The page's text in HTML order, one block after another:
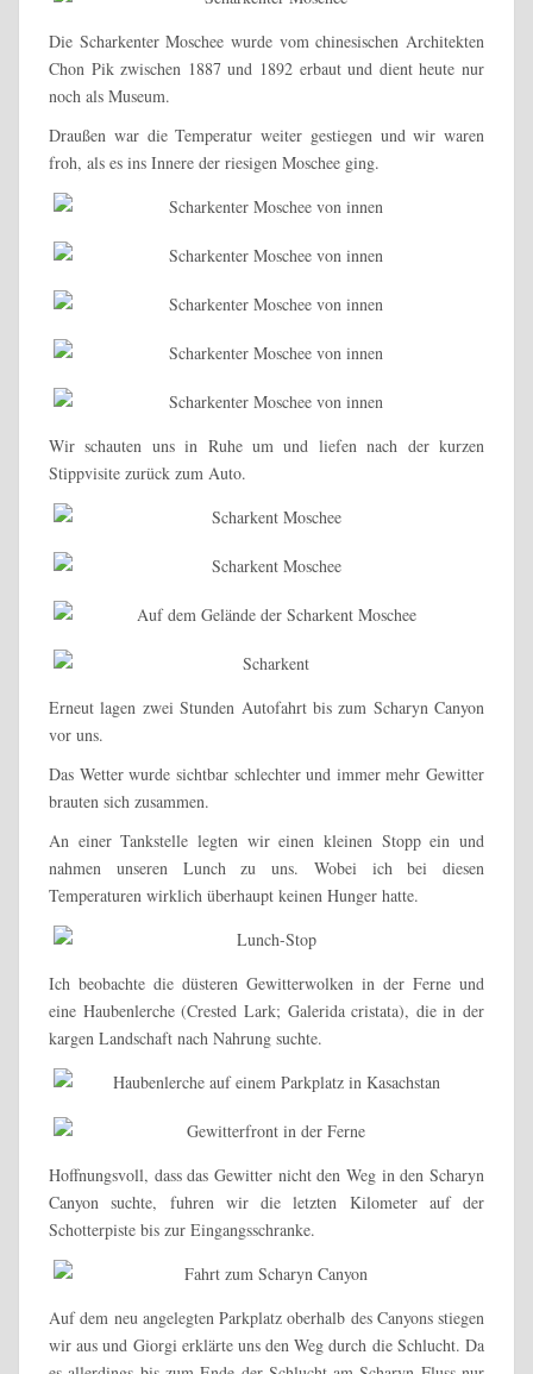
Die Scharkenter Moschee wurde vom chinesischen Architekten
Chon Pik zwischen 1887 und 1892 erbaut und dient heute nur
noch als Museum.
Draußen war die Temperatur weiter gestiegen und wir waren
froh, als es ins Innere der riesigen Moschee ging.
Wir schauten uns in Ruhe um und liefen nach der kurzen
Stippvisite zurück zum Auto.
Erneut lagen zwei Stunden Autofahrt bis zum Scharyn Canyon
vor uns.
Das Wetter wurde sichtbar schlechter und immer mehr Gewitter
brauten sich zusammen.
An einer Tankstelle legten wir einen kleinen Stopp ein und
nahmen unseren Lunch zu uns. Wobei ich bei diesen
Temperaturen wirklich überhaupt keinen Hunger hatte.
Ich beobachte die düsteren Gewitterwolken in der Ferne und
eine Haubenlerche (Crested Lark; Galerida cristata), die in der
kargen Landschaft nach Nahrung suchte.
Hoffnungsvoll, dass das Gewitter nicht den Weg in den Scharyn
Canyon suchte, fuhren wir die letzten Kilometer auf der
Schotterpiste bis zur Eingangsschranke.
Auf dem neu angelegten Parkplatz oberhalb des Canyons stiegen
wir aus und Giorgi erklärte uns den Weg durch die Schlucht. Da